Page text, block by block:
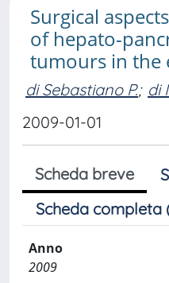
Surgical
of hepato-
tumours in the
di Sebastiano P.; di
2009-01-01
Scheda breve
Scheda completa
Anno
2009